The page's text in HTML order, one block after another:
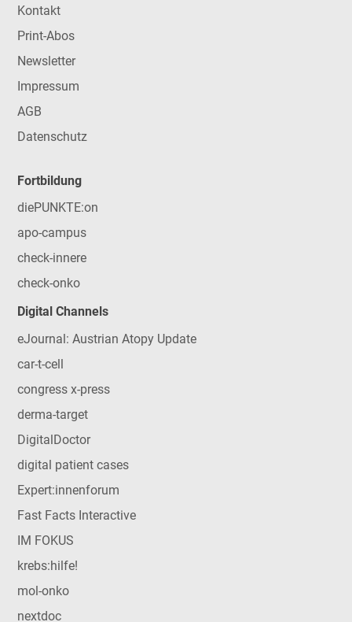
Kontakt
Print-Abos
Newsletter
Impressum
AGB
Datenschutz
Fortbildung
diePUNKTE:on
apo-campus
check-innere
check-onko
Digital Channels
eJournal: Austrian Atopy Update
car-t-cell
congress x-press
derma-target
DigitalDoctor
digital patient cases
Expert:innenforum
Fast Facts Interactive
IM FOKUS
krebs:hilfe!
mol-onko
nextdoc